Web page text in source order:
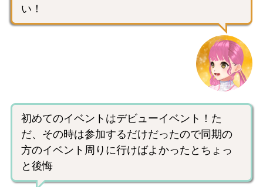
い！
初めてのイベントはデビューイベント！た
だ、その時は参加するだけだったので同期の
方のイベント周りに行けばよかったとちょっ
と後悔